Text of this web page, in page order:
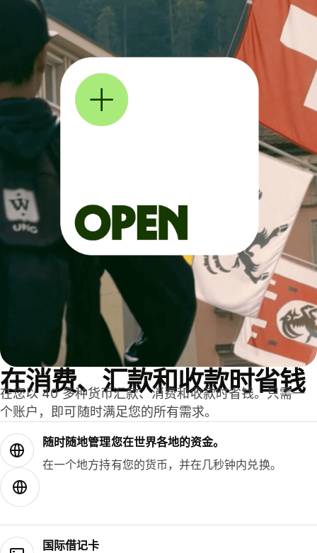
在消费、汇款和收款时省钱
在您以 40 多种货币汇款、消费和收款时省钱。只需一
个账户，即可随时满足您的所有需求。
随时随地管理您在世界各地的资金。
在一个地方持有您的货币，并在几秒钟内兑换。
国际借记卡